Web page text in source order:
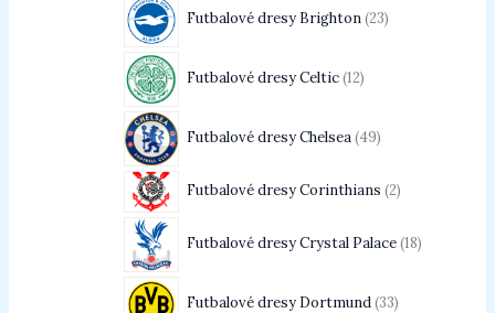
Futbalové dresy Brighton 23
Futbalové dresy Celtic 12
Futbalové dresy Chelsea 49
Futbalové dresy Corinthians 2
Futbalové dresy Crystal Palace 18
Futbalové dresy Dortmund 33